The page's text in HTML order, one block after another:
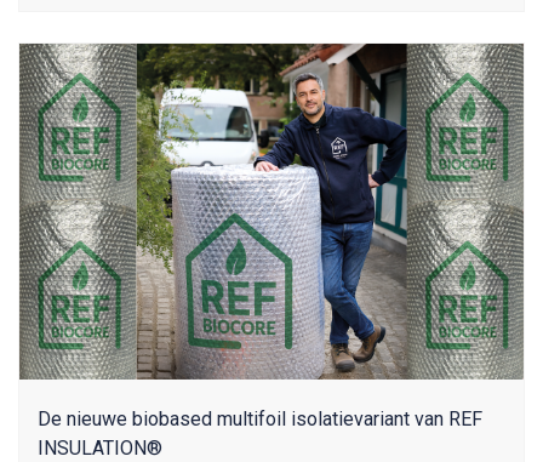
De nieuwe biobased multifoil isolatievariant van REF
INSULATION®